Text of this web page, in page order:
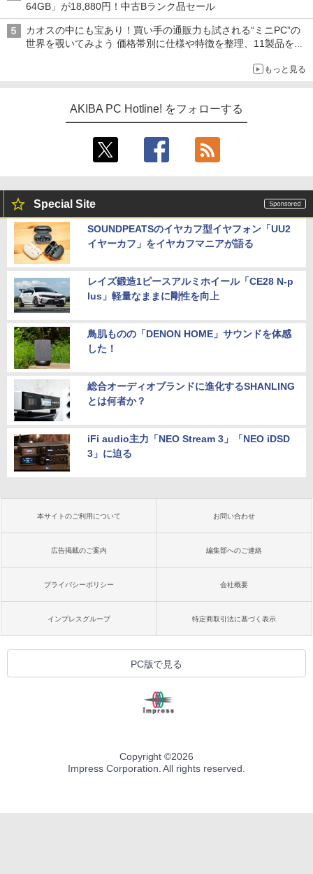
64GB」が18,880円！中古Bランク品セール
カオスの中にも宝あり！買い手の通販力も試される“ミニPC”の
世界を覗いてみよう 価格帯別に仕様や特徴を整理、11製品をピ
もっと見る
AKIBA PC Hotline! をフォローする
Special Site
SOUNDPEATSのイヤカフ型イヤフォン「UU2
イヤーカフ」をイヤカフマニアが語る
レイズ鍛造1ピースアルミホイール「CE28 N-p
lus」軽量なままに剛性を向上
鳥肌ものの「DENON HOME」サウンドを体感
した！
総合オーディオブランドに進化するSHANLING
とは何者か？
iFi audio主力「NEO Stream 3」「NEO iDSD
3」に迫る
本サイトのご利用について お問い合わせ
広告掲載のご案内 編集部へのご連絡
プライバシーポリシー 会社概要
インプレスグループ 特定商取引法に基づく表示
PC版で見る
Copyright ©2026
Impress Corporation. All rights reserved.